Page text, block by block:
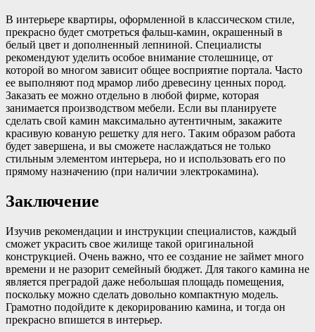
В интерьере квартиры, оформленной в классическом стиле,
прекрасно будет смотреться фальш-камин, окрашенный в
белый цвет и дополненный лепниной. Специалисты
рекомендуют уделить особое внимание столешнице, от
которой во многом зависит общее восприятие портала. Часто
ее выполняют под мрамор либо древесину ценных пород.
Заказать ее можно отдельно в любой фирме, которая
занимается производством мебели. Если вы планируете
сделать свой камин максимально аутентичным, закажите
красивую кованую решетку для него. Таким образом работа
будет завершена, и вы сможете наслаждаться не только
стильным элементом интерьера, но и использовать его по
прямому назначению (при наличии электрокамина).
Заключение
Изучив рекомендации и инструкции специалистов, каждый
сможет украсить свое жилище такой оригинальной
конструкцией. Очень важно, что ее создание не займет много
времени и не разорит семейный бюджет. Для такого камина не
является преградой даже небольшая площадь помещения,
поскольку можно сделать довольно компактную модель.
Грамотно подойдите к декорированию камина, и тогда он
прекрасно впишется в интерьер.